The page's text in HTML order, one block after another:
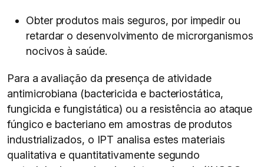
Obter produtos mais seguros, por impedir ou
retardar o desenvolvimento de microrganismos
nocivos à saúde.
Para a avaliação da presença de atividade
antimicrobiana (bactericida e bacteriostática,
fungicida e fungistática) ou a resistência ao ataque
fúngico e bacteriano em amostras de produtos
industrializados, o IPT analisa estes materiais
qualitativa e quantitativamente segundo